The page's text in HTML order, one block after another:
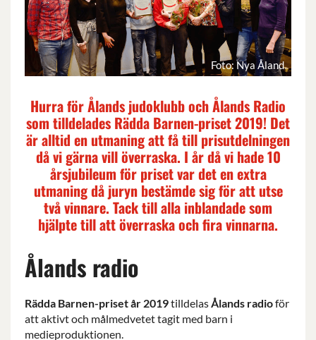
Foto: Nya Åland
Hurra för Ålands judoklubb och Ålands Radio
som tilldelades Rädda Barnen-priset 2019! Det
är alltid en utmaning att få till prisutdelningen
då vi gärna vill överraska. I år då vi hade 10
årsjubileum för priset var det en extra
utmaning då juryn bestämde sig för att utse
två vinnare. Tack till alla inblandade som
hjälpte till att överraska och fira vinnarna.
Ålands radio
Rädda Barnen-priset år 2019tilldelasÅlands radioför
att aktivt och målmedvetet tagit med barn i
medieproduktionen.